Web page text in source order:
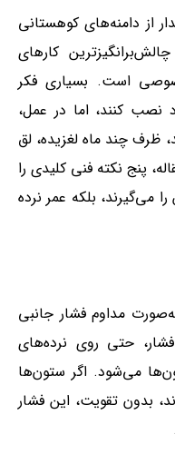
از دامنه‌های کوهستانی
کارهای
است. بسیاری فکر
کنند، اما در عمل،
چند ماه لغزیده، لق
پنج نکته فنی کلیدی را
می‌گیرند، بلکه عمر نرده
مداوم فشار جانبی
حتی روی نرده‌های
می‌شود. اگر ستون‌ها
بدون تقویت، این فشار